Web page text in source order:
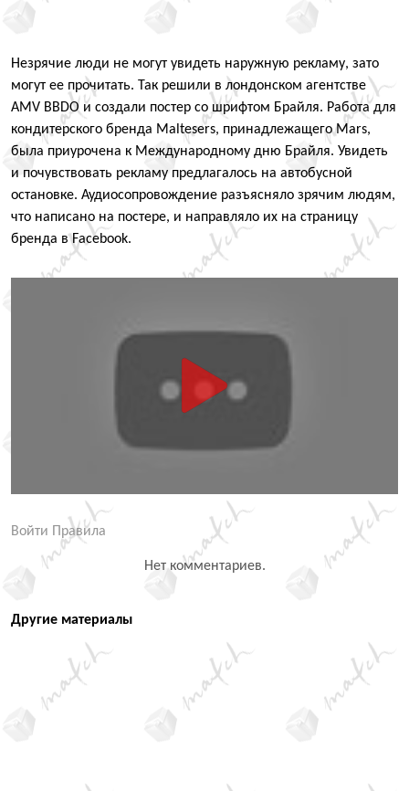
Незрячие люди не могут увидеть наружную рекламу, зато
могут ее прочитать. Так решили в лондонском агентстве
AMV BBDO и создали постер со шрифтом Брайля. Работа для
кондитерского бренда Maltesers, принадлежащего Mars,
была приурочена к Международному дню Брайля. Увидеть
и почувствовать рекламу предлагалось на автобусной
остановке. Аудиосопровождение разъясняло зрячим людям,
что написано на постере, и направляло их на страницу
бренда в Facebook.
Войти Правила
Нет комментариев.
Другие материалы